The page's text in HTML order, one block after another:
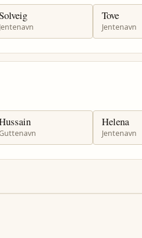
Jentenavn
Tove
Jentenavn
Helena
Jentenavn